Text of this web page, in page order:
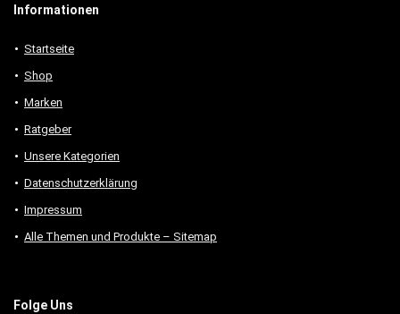
Informationen
Startseite
Shop
Marken
Ratgeber
Unsere Kategorien
Datenschutzerklärung
Impressum
Alle Themen und Produkte – Sitemap
Folge Uns